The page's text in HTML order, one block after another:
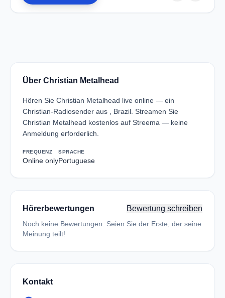
Über Christian Metalhead
Hören Sie Christian Metalhead live online — ein
Christian-Radiosender aus , Brazil. Streamen Sie
Christian Metalhead kostenlos auf Streema — keine
Anmeldung erforderlich.
FREQUENZ
Online only
SPRACHE
Portuguese
Hörerbewertungen Bewertung schreiben
Noch keine Bewertungen. Seien Sie der Erste, der seine
Meinung teilt!
Kontakt